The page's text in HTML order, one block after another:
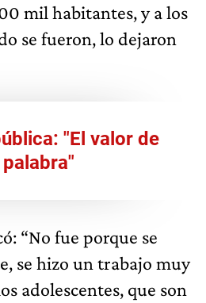
mil habitantes, y a los
se fueron, lo dejaron
"El valor de
palabra"
“No fue porque se
se hizo un trabajo muy
adolescentes, que son